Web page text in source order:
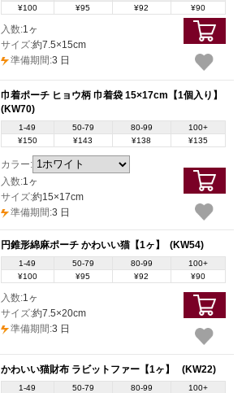
¥100
¥95 ¥92 ¥90
入数:1ヶ
サイズ:約7.5×15cm
準備期間:3 日
巾着ポーチ ヒョウ柄 巾着袋 15×17cm【1個入り】
(KW70)
1-49 50-79 80-99
100+
¥150
¥143 ¥138 ¥135
カラー:
入数:1ヶ
サイズ:約15×17cm
準備期間:3 日
円錐形綿麻ポーチ かわいい猫【1ヶ】 (KW54)
1-49 50-79 80-99
100+
¥100
¥95 ¥92 ¥90
入数:1ヶ
サイズ:約7.5×20cm
準備期間:3 日
かわいい猫財布 ラビットファー【1ヶ】 (KW22)
1-49 50-79 80-99
100+